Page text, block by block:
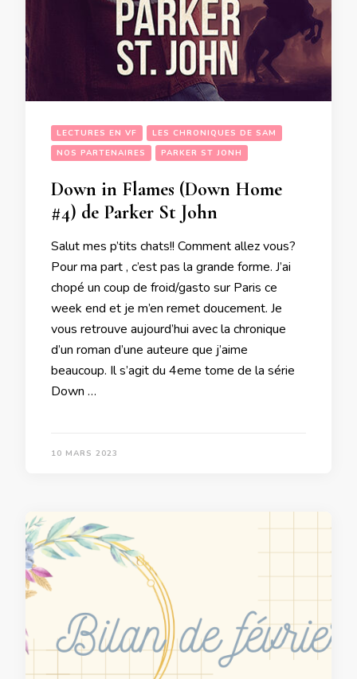
LECTURES EN VF
LES CHRONIQUES DE SAM
NOS PARTENAIRES
PARKER ST JONH
Down in Flames (Down Home
#4) de Parker St John
Salut mes p’tits chats!! Comment allez vous?
Pour ma part , c’est pas la grande forme. J’ai
chopé un coup de froid/gasto sur Paris ce
week end et je m’en remet doucement. Je
vous retrouve aujourd’hui avec la chronique
d’un roman d’une auteure que j’aime
beaucoup. Il s’agit du 4eme tome de la série
Down …
10 MARS 2023